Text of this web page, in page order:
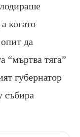
когато
да
“мъртва тяга”
губернатор
събира